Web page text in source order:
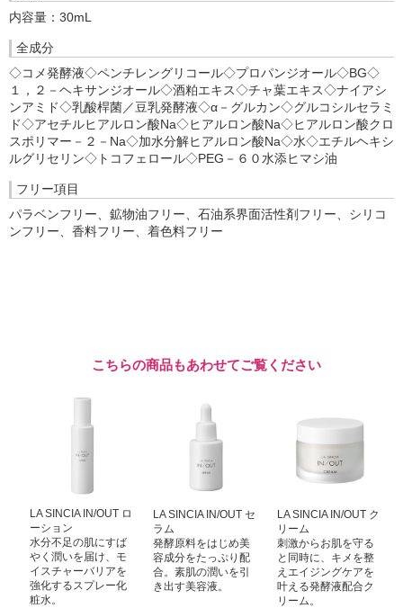
内容量：30mL
全成分
◇コメ発酵液◇ペンチレングリコール◇プロパンジオール◇BG◇
１，２－ヘキサンジオール◇酒粕エキス◇チャ葉エキス◇ナイアシ
ンアミド◇乳酸桿菌／豆乳発酵液◇α－グルカン◇グルコシルセラミ
ド◇アセチルヒアルロン酸Na◇ヒアルロン酸Na◇ヒアルロン酸クロ
スポリマー－２－Na◇加水分解ヒアルロン酸Na◇水◇エチルヘキシ
ルグリセリン◇トコフェロール◇PEG－６０水添ヒマシ油
フリー項目
パラベンフリー、鉱物油フリー、石油系界面活性剤フリー、シリコ
ンフリー、香料フリー、着色料フリー
こちらの商品もあわせてご覧ください
LA SINCIA IN/OUT ロ
ーション
水分不足の肌にすば
やく潤いを届け、モ
イスチャーバリアを
強化するスプレー化
粧水。
LA SINCIA IN/OUT セ
ラム
発酵原料をはじめ美
容成分をたっぷり配
合。素肌の潤いを引
き出す美容液。
LA SINCIA IN/OUT ク
リーム
刺激からお肌を守る
と同時に、キメを整
えエイジングケアを
叶える発酵液配合ク
リーム。